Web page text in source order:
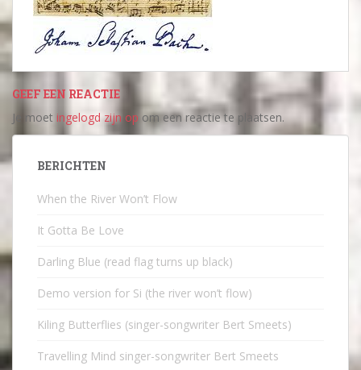
GEEF EEN REACTIE
Je moet ingelogd zijn op om een reactie te plaatsen.
BERICHTEN
When the River Won’t Flow
It Gotta Be Love
Darling Blue (read flag turns up black)
Demo version for Si (the river won’t flow)
Kiling Butterflies (singer-songwriter Bert Smeets)
Travelling Mind singer-songwriter Bert Smeets